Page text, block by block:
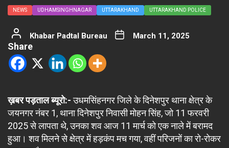
NEWS UDHAMSINGHNAGAR UTTARAKHAND UTTARAKHAND POLICE
Khabar Padtal Bureau March 11, 2025
Share
ख़बर पड़ताल ब्यूरो:-उधमसिंहनगर जिले के दिनेशपुर थाना क्षेत्र के
जयनगर नंबर 1, थाना दिनेशपुर निवासी मोहन सिंह, जो 11 फरवरी
2025 से लापता थे, उनका शव आज 11 मार्च को एक नाले में बरामद
हुआ। शव मिलने से क्षेत्र में हड़कंप मच गया, वहीं परिजनों का रो-रोकर